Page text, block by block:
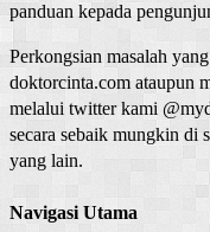
panduan kepada
Perkongsian masalah
doktorcinta.com ataupun
melalui twitter kami
secara sebaik mungkin di
yang lain.
Navigasi Utama